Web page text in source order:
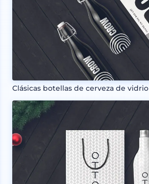
Clásicas botellas de cerveza de vidrio